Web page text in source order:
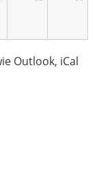
Monika Hochstein
Markus Wilms
Outlook, iCal